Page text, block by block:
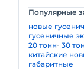
Популярные
новые
гусеничные
20 тонн 30
китайские
габаритные